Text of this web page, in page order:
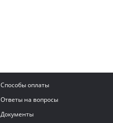
Способы оплаты
Ответы на вопросы
Документы